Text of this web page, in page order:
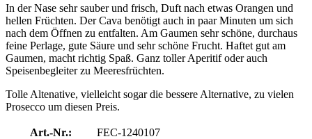
In der Nase sehr sauber und frisch, Duft nach etwas Orangen und
hellen Früchten. Der Cava benötigt auch in paar Minuten um sich
nach dem Öffnen zu entfalten. Am Gaumen sehr schöne, durchaus
feine Perlage, gute Säure und sehr schöne Frucht. Haftet gut am
Gaumen, macht richtig Spaß. Ganz toller Aperitif oder auch
Speisenbegleiter zu Meeresfrüchten.
Tolle Altenative, vielleicht sogar die bessere Alternative, zu vielen
Prosecco um diesen Preis.
Art.-Nr.:
FEC-1240107